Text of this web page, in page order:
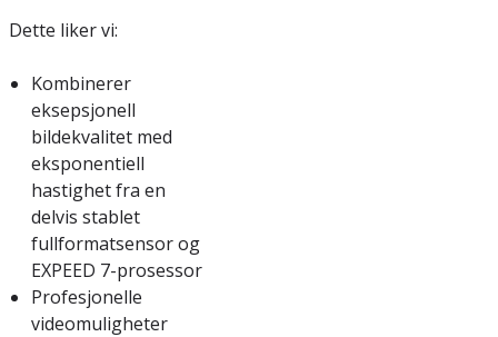
Dette liker vi:
Kombinerer
eksepsjonell
bildekvalitet med
eksponentiell
hastighet fra en
delvis stablet
fullformatsensor og
EXPEED 7-prosessor
Profesjonelle
videomuligheter